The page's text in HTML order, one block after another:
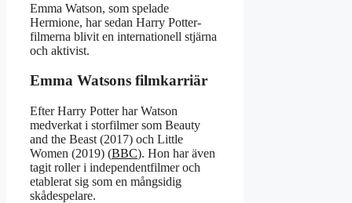
Emma Watson, som spelade
Hermione, har sedan Harry Potter-
filmerna blivit en internationell stjärna
och aktivist.
Emma Watsons filmkarriär
Efter Harry Potter har Watson
medverkat i storfilmer som Beauty
and the Beast (2017) och Little
Women (2019) (BBC). Hon har även
tagit roller i independentfilmer och
etablerat sig som en mångsidig
skådespelare.